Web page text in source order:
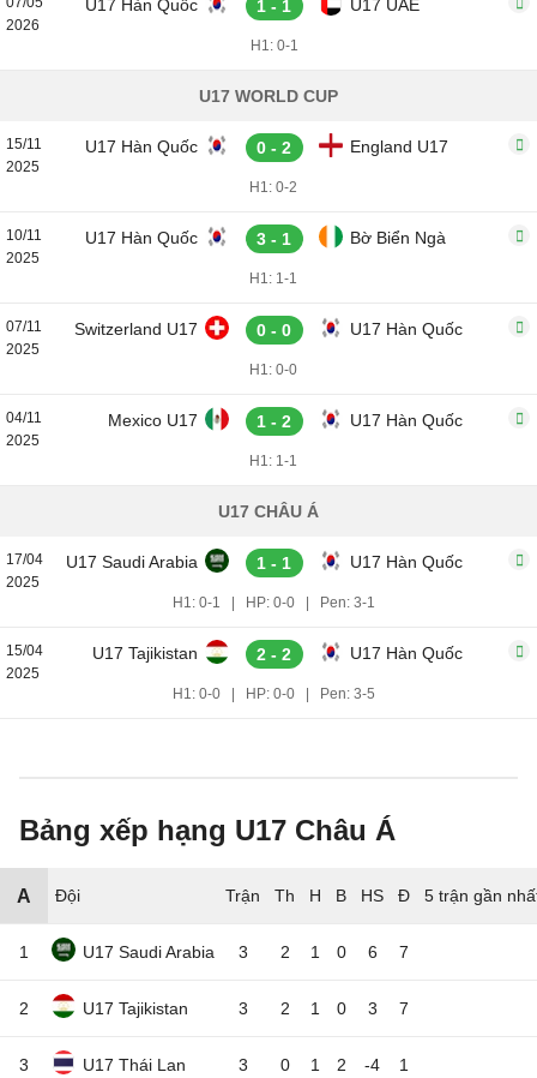
2026
U17 Hàn Quốc 1 - 1 U17 UAE
H1: 0-1
U17 WORLD CUP
15/11
2025
U17 Hàn Quốc 0 - 2 England U17
H1: 0-2
10/11
2025
U17 Hàn Quốc 3 - 1 Bờ Biển Ngà
H1: 1-1
07/11
2025
Switzerland U17 0 - 0 U17 Hàn Quốc
H1: 0-0
04/11
2025
Mexico U17 1 - 2 U17 Hàn Quốc
H1: 1-1
U17 CHÂU Á
17/04
2025
U17 Saudi Arabia 1 - 1 U17 Hàn Quốc
H1: 0-1 HP: 0-0 Pen: 3-1
15/04
2025
U17 Tajikistan 2 - 2 U17 Hàn Quốc
H1: 0-0 HP: 0-0 Pen: 3-5
Bảng xếp hạng U17 Châu Á
A Đội 5 trận gần
1 U17 Saudi Arabia 3 2 1 0 6 7
2 U17 Tajikistan 3 2 1 0 3 7
3 U17 Thái Lan 3 0 1 2 -4 1